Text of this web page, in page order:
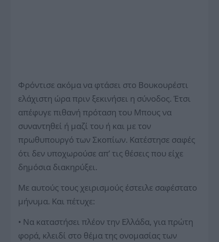
Φρόντισε ακόμα να φτάσει στο Βουκουρέστι
ελάχιστη ώρα πριν ξεκινήσει η σύνοδος. Έτσι
απέφυγε πιθανή πρόταση του Μπους να
συναντηθεί ή μαζί του ή και με τον
πρωθυπουργό των Σκοπίων. Κατέστησε σαφές
ότι δεν υποχωρούσε απ’ τις θέσεις που είχε
δημόσια διακηρύξει.
Με αυτούς τους χειρισμούς έστειλε σαφέστατο
μήνυμα. Και πέτυχε:
• Να καταστήσει πλέον την Ελλάδα, για πρώτη
φορά, κλειδί στο θέμα της ονομασίας των